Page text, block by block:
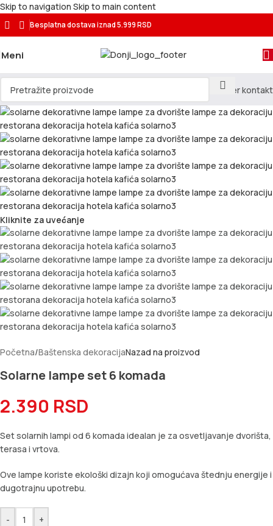
Skip to navigation Skip to main content
Besplatna dostava iznad 5.999 RSD
Meni
Kliknite za uvećanje
Početna/Baštenska dekoracijaNazad na proizvod
Solarne lampe set 6 komada
2.390 RSD
Set solarnih lampi od 6 komada idealan je za osvetljavanje dvorišta,
terasa i vrtova.
Ove lampe koriste ekološki dizajn koji omogućava štednju energije i
dugotrajnu upotrebu.
- +